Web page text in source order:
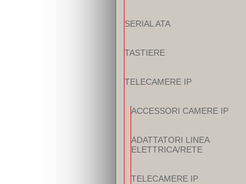
SERIAL ATA
TASTIERE
TELECAMERE IP
ACCESSORI CAMERE IP
ADATTATORI LINEA
ELETTRICA/RETE
TELECAMERE IP